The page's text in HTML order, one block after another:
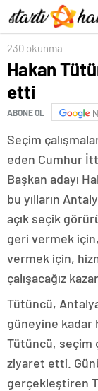
230 okunma
Hakan
etti
ABONE OL
Seçim
eden Cumhur
Başkan adayı
bu yılların
açık seçik
geri vermek
vermek için,
çalışacağız
Tütüncü,
güneyine kadar
Tütüncü, seçim
ziyaret etti.
gerçekleştiren